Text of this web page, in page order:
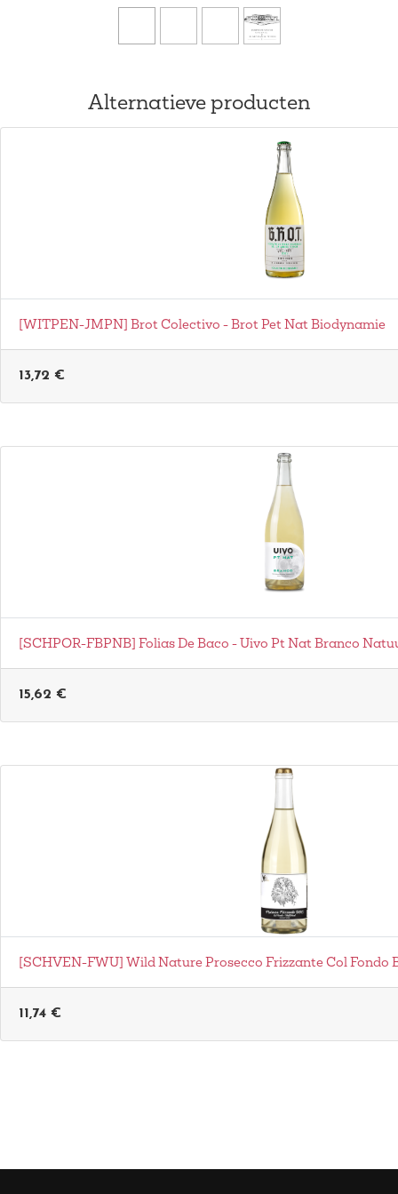
Alternatieve producten
[WITPEN-JMPN] Brot Colectivo - Brot Pet Nat Biodynamie
13,72 €
[SCHPOR-FBPNB] Folias De Baco - Uivo Pt Nat Branco
15,62 €
[SCHVEN-FWU] Wild Nature Prosecco Frizzante Col
11,74 €